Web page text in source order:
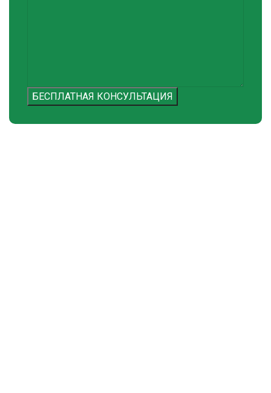
БЕСПЛАТНАЯ КОНСУЛЬТАЦИЯ